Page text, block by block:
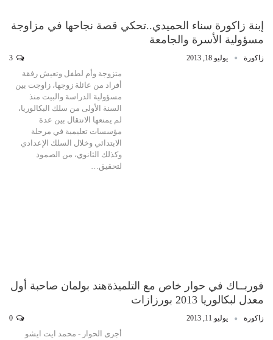
إبنة زاكورة سناء الحميدي..تحكي قصة نجاحها في مزاوجة
مسؤولية الأسرة والجامعة
زاكورة يوليو 18, 2013
متزوجة وأم لطفل وتعيش رفقة
أفراد من عائلة زوجها، زاوجت بين
مسؤولية الدراسة والبيت منذ
السنة الأولى من سلك البكالوريا،
لم يمنعها الانتقال بين عدة
مؤسسات تعليمية في مرحلة
الابتدائي وخلال السلك الإعدادي
وكذلك الثانوي، من الصمود
لتحقيق…
فوربــاك في حوار خاص مع التلميذةهند بولمان صاحبة أول
معدل لبكالوريا 2013 بورزازات
زاكورة يوليو 11, 2013
أجرى الحوار - محمد ايت ايشو